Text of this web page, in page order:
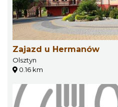
Zajazd u Hermanów
Olsztyn
0.16 km